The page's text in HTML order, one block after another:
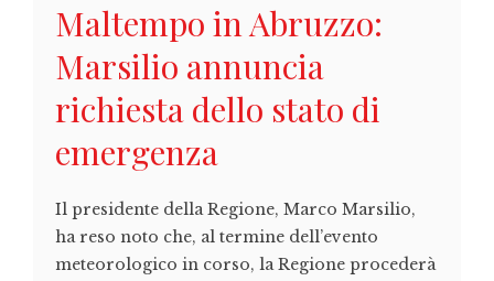
Maltempo in Abruzzo:
Marsilio annuncia
richiesta dello stato di
emergenza
Il presidente della Regione, Marco Marsilio,
ha reso noto che, al termine dell’evento
meteorologico in corso, la Regione procederà